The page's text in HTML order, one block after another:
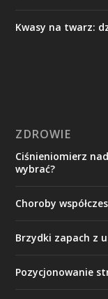
Kwasy na twarz:
ZDROWIE
Ciśnieniomierz
wybrać?
Choroby
Brzydki zapach z
Pozycjonowanie